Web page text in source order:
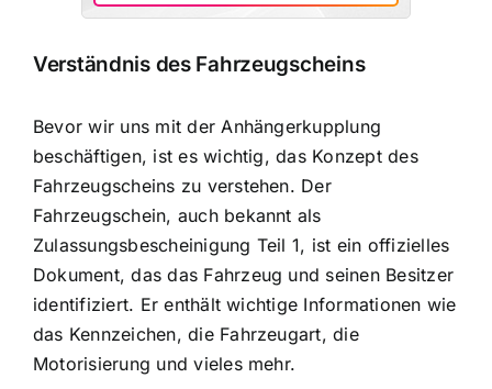
Verständnis des Fahrzeugscheins
Bevor wir uns mit der Anhängerkupplung
beschäftigen, ist es wichtig, das Konzept des
Fahrzeugscheins zu verstehen. Der
Fahrzeugschein, auch bekannt als
Zulassungsbescheinigung Teil 1, ist ein offizielles
Dokument, das das Fahrzeug und seinen Besitzer
identifiziert. Er enthält wichtige Informationen wie
das Kennzeichen, die Fahrzeugart, die
Motorisierung und vieles mehr.